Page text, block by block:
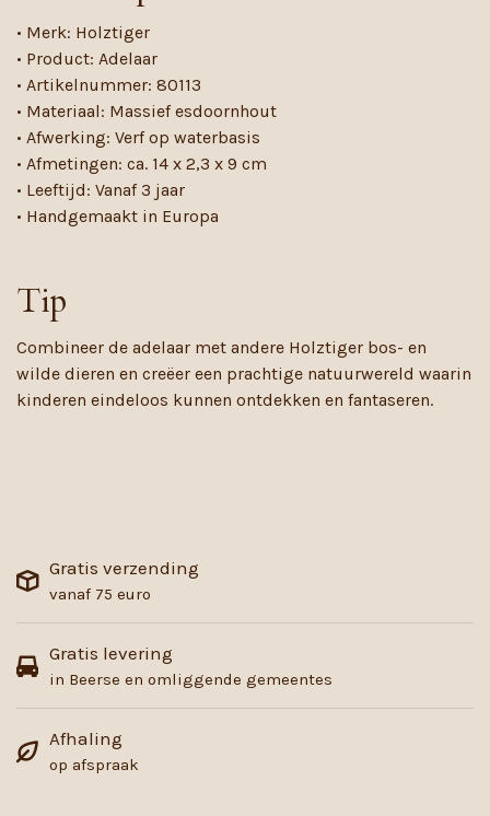
• Merk: Holztiger
• Product: Adelaar
• Artikelnummer: 80113
• Materiaal: Massief esdoornhout
• Afwerking: Verf op waterbasis
• Afmetingen: ca. 14 x 2,3 x 9 cm
• Leeftijd: Vanaf 3 jaar
• Handgemaakt in Europa
Tip
Combineer de adelaar met andere Holztiger bos- en
wilde dieren en creëer een prachtige natuurwereld waarin
kinderen eindeloos kunnen ontdekken en fantaseren.
Gratis verzending
vanaf 75 euro
Gratis levering
in Beerse en omliggende gemeentes
Afhaling
op afspraak